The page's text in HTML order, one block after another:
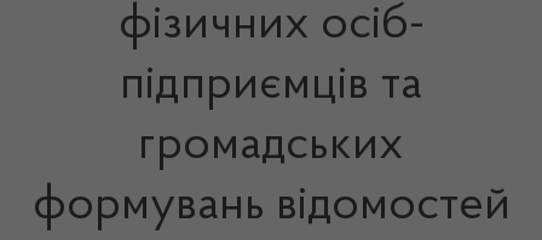
фізичних осіб-
підприємців та
громадських
формувань відомостей